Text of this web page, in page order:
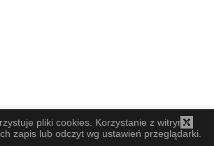
pliki cookies. Korzystanie z witryny
zapis lub odczyt wg ustawień przeglądarki.